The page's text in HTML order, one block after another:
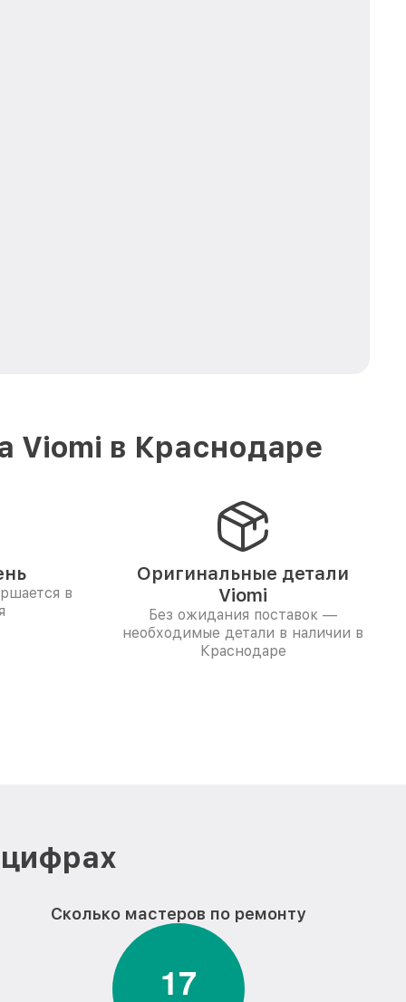
Viomi в Краснодаре
в
Оригинальные детали
Viomi
Без ожидания поставок —
необходимые детали в наличии в
Краснодаре
Сколько мастеров по ремонту
17